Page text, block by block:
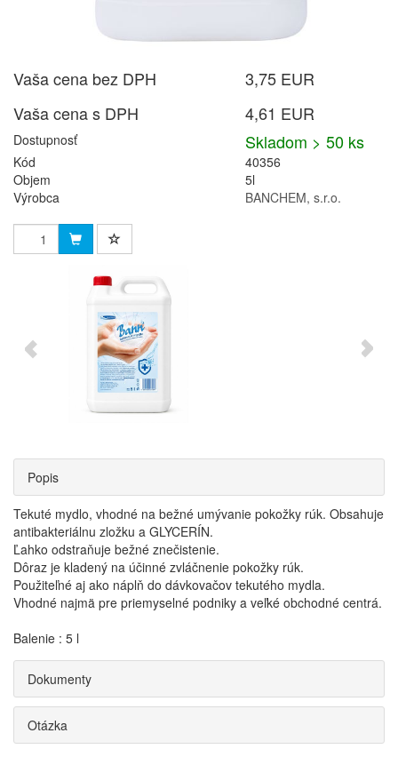
Vaša cena bez DPH
3,75 EUR
Vaša cena s DPH
4,61 EUR
Dostupnosť Skladom > 50 ks
Kód
40356
Objem
5l
Výrobca
BANCHEM, s.r.o.
Popis
Tekuté mydlo, vhodné na bežné umývanie pokožky rúk. Obsahuje
antibakteriálnu zložku a GLYCERÍN.
Ľahko odstraňuje bežné znečistenie.
Dôraz je kladený na účinné zvláčnenie pokožky rúk.
Použiteľné aj ako náplň do dávkovačov tekutého mydla.
Vhodné najmä pre priemyselné podniky a veľké obchodné centrá.
Balenie : 5 l
Dokumenty
Otázka